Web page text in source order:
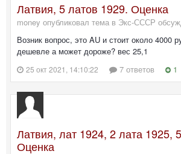
Латвия, 5 латов 1929. Оценка
money опубликовал тема в Экс-СССР
Возник вопрос, это AU и стоит около 4000
дешевле а может дороже? вес 25,1
25 окт 2021, 14:10:22 7 ответов 1
Латвия, лат 1924, 2 лата 1925,
Оценка